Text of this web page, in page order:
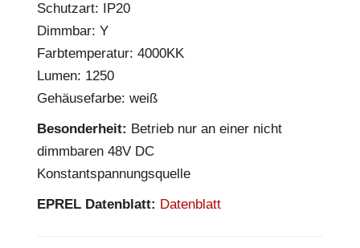
Schutzart: IP20
Dimmbar: Y
Farbtemperatur: 4000KK
Lumen: 1250
Gehäusefarbe: weiß
Besonderheit: Betrieb nur an einer nicht
dimmbaren 48V DC
Konstantspannungsquelle
EPREL Datenblatt: Datenblatt